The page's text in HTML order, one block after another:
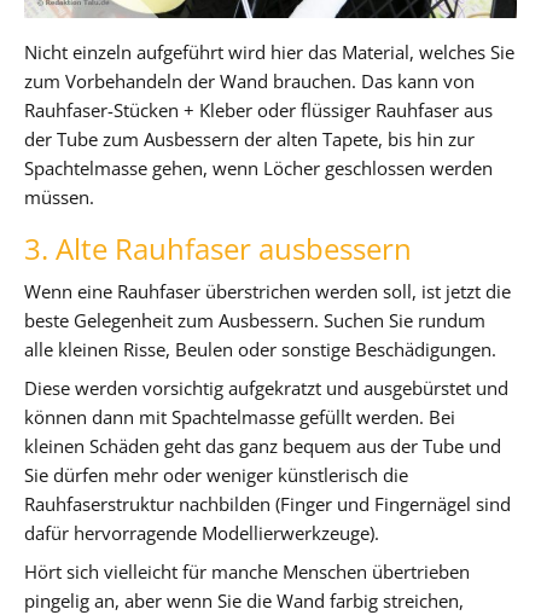
Nicht einzeln aufgeführt wird hier das Material, welches Sie
zum Vorbehandeln der Wand brauchen. Das kann von
Rauhfaser-Stücken + Kleber oder flüssiger Rauhfaser aus
der Tube zum Ausbessern der alten Tapete, bis hin zur
Spachtelmasse gehen, wenn Löcher geschlossen werden
müssen.
3. Alte Rauhfaser ausbessern
Wenn eine Rauhfaser überstrichen werden soll, ist jetzt die
beste Gelegenheit zum Ausbessern. Suchen Sie rundum
alle kleinen Risse, Beulen oder sonstige Beschädigungen.
Diese werden vorsichtig aufgekratzt und ausgebürstet und
können dann mit Spachtelmasse gefüllt werden. Bei
kleinen Schäden geht das ganz bequem aus der Tube und
Sie dürfen mehr oder weniger künstlerisch die
Rauhfaserstruktur nachbilden (Finger und Fingernägel sind
dafür hervorragende Modellierwerkzeuge).
Hört sich vielleicht für manche Menschen übertrieben
pingelig an, aber wenn Sie die Wand farbig streichen,